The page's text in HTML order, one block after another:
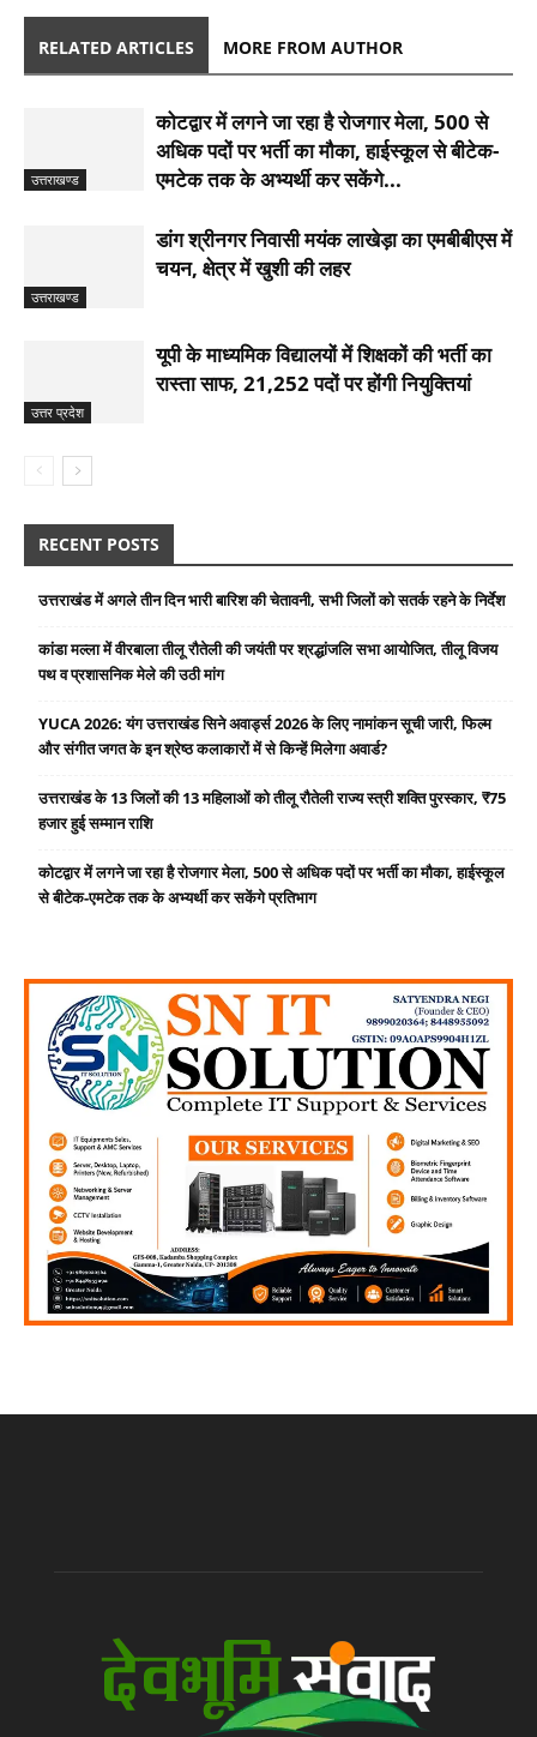
RELATED ARTICLES MORE FROM AUTHOR
उत्तराखण्ड
कोटद्वार में लगने जा रहा है रोजगार मेला, 500 से
अधिक पदों पर भर्ती का मौका, हाईस्कूल से बीटेक-
एमटेक तक के अभ्यर्थी कर सकेंगे...
उत्तराखण्ड
डांग श्रीनगर निवासी मयंक लाखेड़ा का एमबीबीएस में
चयन, क्षेत्र में खुशी की लहर
उत्तर प्रदेश
यूपी के माध्यमिक विद्यालयों में शिक्षकों की भर्ती का
रास्ता साफ, 21,252 पदों पर होंगी नियुक्तियां
RECENT POSTS
उत्तराखंड में अगले तीन दिन भारी बारिश की चेतावनी, सभी जिलों को सतर्क रहने के निर्देश
कांडा मल्ला में वीरबाला तीलू रौतेली की जयंती पर श्रद्धांजलि सभा आयोजित, तीलू विजय
पथ व प्रशासनिक मेले की उठी मांग
YUCA 2026: यंग उत्तराखंड सिने अवार्ड्स 2026 के लिए नामांकन सूची जारी, फिल्म
और संगीत जगत के इन श्रेष्ठ कलाकारों में से किन्हें मिलेगा अवार्ड?
उत्तराखंड के 13 जिलों की 13 महिलाओं को तीलू रौतेली राज्य स्त्री शक्ति पुरस्कार, ₹75
हजार हुई सम्मान राशि
कोटद्वार में लगने जा रहा है रोजगार मेला, 500 से अधिक पदों पर भर्ती का मौका, हाईस्कूल
से बीटेक-एमटेक तक के अभ्यर्थी कर सकेंगे प्रतिभाग